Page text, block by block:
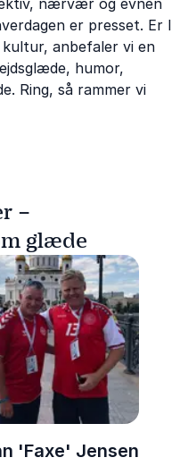
nærvær og evnen
er presset. Er I
anbefaler vi en
humor,
Ring, så rammer vi
–
glæde
'Faxe' Jensen